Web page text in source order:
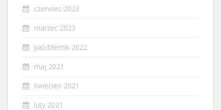
czerwiec 2023
marzec 2023
październik 2022
maj 2021
kwiecień 2021
luty 2021